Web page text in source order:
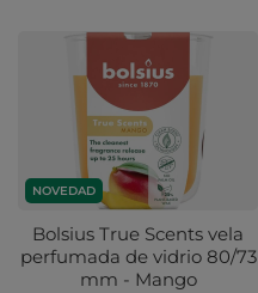
NOVEDAD
Bolsius True Scents vela
perfumada de vidrio 80/73
mm - Mango